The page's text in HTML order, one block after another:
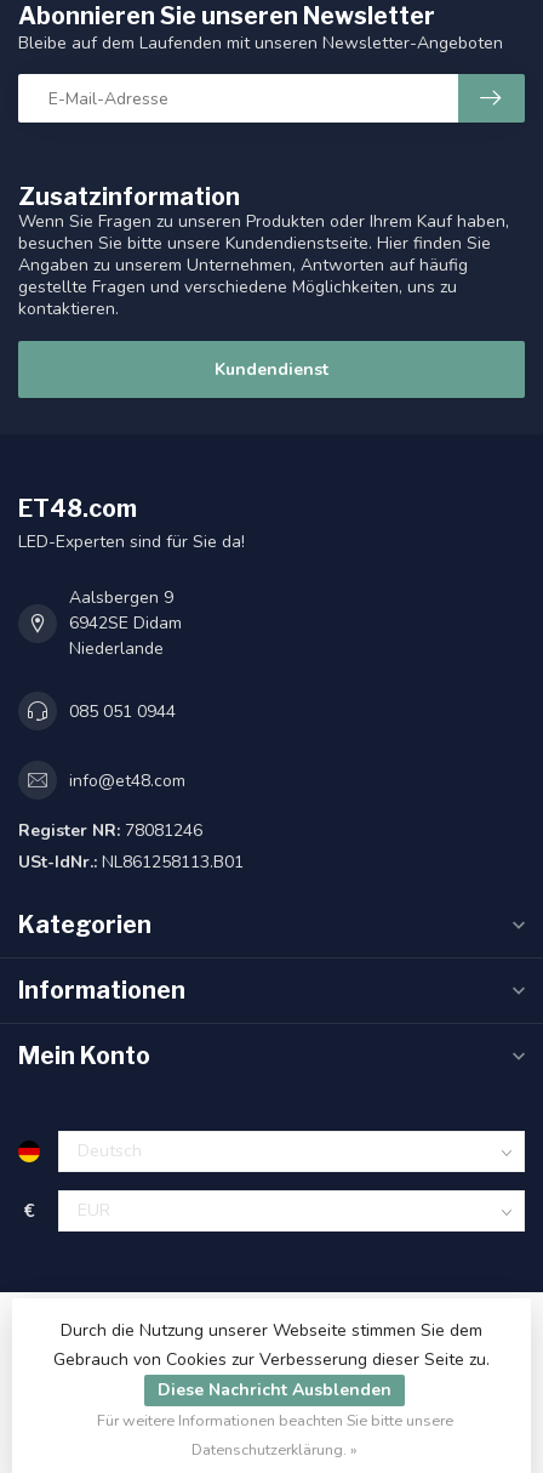
Zusatzinformation
Wenn Sie Fragen zu unseren Produkten oder Ihrem Kauf haben,
besuchen Sie bitte unsere Kundendienstseite. Hier finden Sie
Angaben zu unserem Unternehmen, Antworten auf häufig
gestellte Fragen und verschiedene Möglichkeiten, uns zu
kontaktieren.
Kundendienst
Abonnieren Sie unseren Newsletter
Bleibe auf dem Laufenden mit unseren Newsletter-Angeboten
ET48.com
LED-Experten sind für Sie da!
Aalsbergen 9
6942SE Didam
Niederlande
085 051 0944
info@et48.com
Register NR: 78081246
USt-IdNr.: NL861258113.B01
Kategorien
Informationen
Mein Konto
€
© Copyright 2026 ET48.com
Durch die Nutzung unserer Webseite stimmen Sie dem
Gebrauch von Cookies zur Verbesserung dieser Seite zu.
Diese Nachricht Ausblenden
Für weitere Informationen beachten Sie bitte unsere
Datenschutzerklärung. »